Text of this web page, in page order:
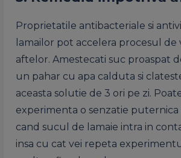
Proprietatile antibacteriale si
lamailor pot accelera procesul de
aftelor. Amestecati suc proaspat
un pahar cu apa calduta si
aceasta solutie de 3 ori pe zi.
experimenta o senzatie
cand sucul de lamaie intra in
insa cu cat vei repeta